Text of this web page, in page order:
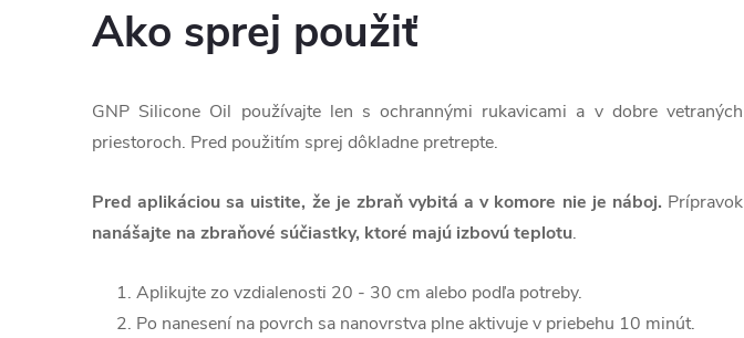
Ako sprej použiť
GNP Silicone Oil používajte len s ochrannými rukavicami a v dobre vetraných
priestoroch. Pred použitím sprej dôkladne pretrepte.
Pred aplikáciou sa uistite, že je zbraň vybitá a v komore nie je náboj. Prípravok
nanášajte na zbraňové súčiastky, ktoré majú izbovú teplotu.
Aplikujte zo vzdialenosti 20 - 30 cm alebo podľa potreby.
Po nanesení na povrch sa nanovrstva plne aktivuje v priebehu 10 minút.